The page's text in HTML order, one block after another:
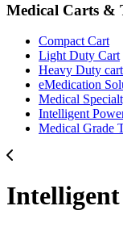
Medical Carts &
Compact Cart
Light Duty Cart
Heavy Duty cart
eMedication
Medical
Intelligent
Medical Grade
Intelligent